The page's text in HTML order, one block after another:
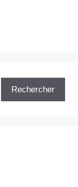
Rechercher